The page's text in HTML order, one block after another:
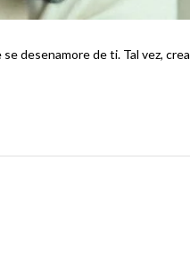
de ti. Tal vez, creas que